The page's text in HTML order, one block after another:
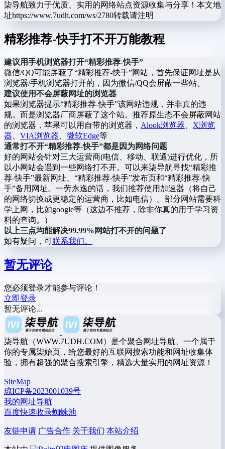
柒导航致力于优质、实用的网络站点资源收集与分享！ 本文地
址https://www.7udh.com/ws/2780转载请注明
精彩推荐-快手打不开万能教程
建议用手机浏览器打开“精彩推荐-快手”
微信/QQ可能屏蔽了“精彩推荐-快手”网站，首先保证网址是从
浏览器/手机浏览器打开的，因为微信/QQ会屏蔽一些站。
建议使用不会屏蔽网址的浏览器
如果浏览器提示“精彩推荐-快手”该网站违规，并非真的违
规。而是浏览器厂商屏蔽了这个站。推荐原生态不会屏蔽网站
的浏览器，苹果可以用自带的浏览器， Alook浏览器
X浏览
器
VIA浏览器 微软Edge等
通常打不开“精彩推荐-快手”都是因为网络问题
好的网站会针对三大运营商(电信、移动、联通)进行优化，所
以小网站会遇到一些网络打不开。可以来柒导航寻找“精彩推
荐-快手”最新网址、“精彩推荐-快手”发布页和“精彩推荐-快
手”备用网址。一劳永逸的话，我们推荐使用加速器（将自己
的网络切换成更稳定的运营商，比如电信）。部分网站需要科
学上网，比如google等（这边不推荐，除非你真的用于学习资
料的查询。）
以上三点均能解决99.99%网站打不开的问题了
如有疑问，可联系我们。
暂无评论
您必须登录才能参与评论！
立即登录
暂无评论...
柒导航（WWW.7UDH.COM）是个聚合网址导航、一个属于
你的专属柒始页，给您最好的互联网搜索功能和网址收集体
验，拥有超强的聚合搜索引擎，精选大量实用的网址资源！
SiteMap
琼ICP备2023001039号
我的网址导航
百度快速收录蜘蛛池
友链申请 广告合作 关于我们 本站介绍